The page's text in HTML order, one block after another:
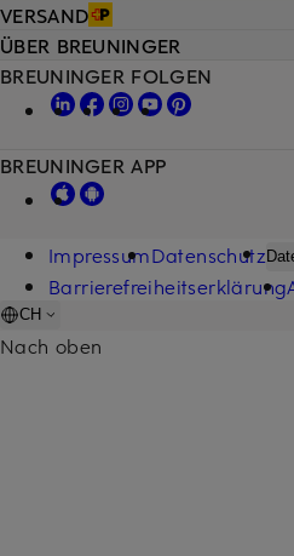
VERSAND
ÜBER BREUNINGER
BREUNINGER FOLGEN
BREUNINGER APP
ImpressumDatenschutz
Barrierefreiheitserklärung
CH
Nach oben